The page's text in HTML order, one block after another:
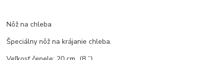
Nôž na chleba
Špeciálny nôž na krájanie chleba.